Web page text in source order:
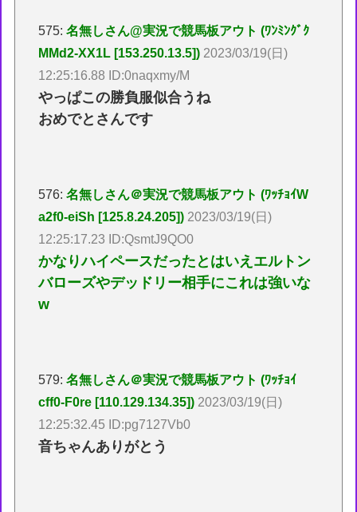
575:名無しさん@実況で競馬板アウト (ﾜﾝﾐﾝｸﾞｸ
MMd2-XX1L [153.250.13.5]) 2023/03/19(日)
12:25:16.88 ID:0naqxmy/M
やっぱこの勝負服似合うね
おめでとさんです
576:名無しさん＠実況で競馬板アウト (ﾜｯﾁｮｲW
a2f0-eiSh [125.8.24.205]) 2023/03/19(日)
12:25:17.23 ID:QsmtJ9QO0
かなりハイペースだったとはいえエルトン
バローズやデッドリー相手にこれは強いな
w
579:名無しさん＠実況で競馬板アウト (ﾜｯﾁｮｲ
cff0-F0re [110.129.134.35]) 2023/03/19(日)
12:25:32.45 ID:pg7127Vb0
音ちゃんありがとう